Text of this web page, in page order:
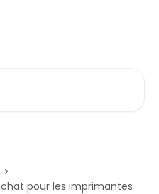
pour les imprimantes